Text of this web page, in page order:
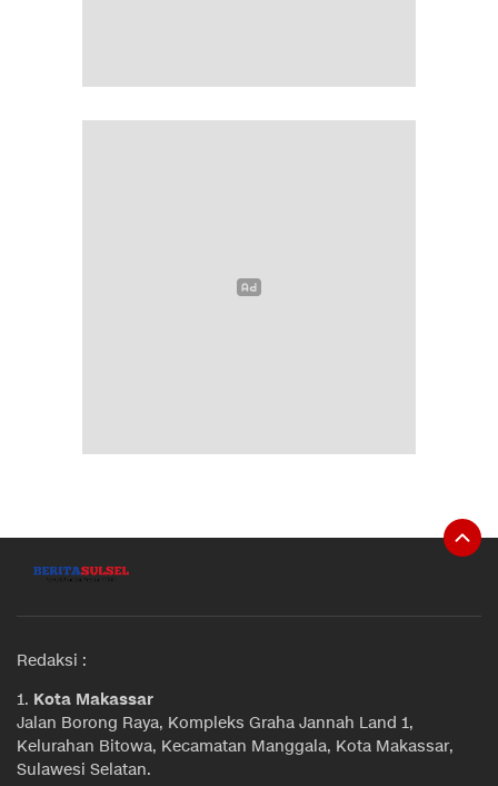
Redaksi :
1. Kota Makassar
Jalan Borong Raya, Kompleks Graha Jannah Land 1,
Kelurahan Bitowa, Kecamatan Manggala, Kota Makassar,
Sulawesi Selatan.